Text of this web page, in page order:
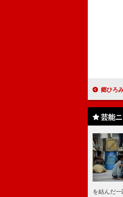
郷ひろみ、
芸能
を結んだ